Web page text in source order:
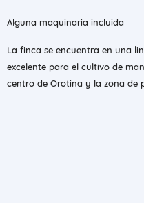
Alguna maquinaria incluida
La finca se encuentra en una
excelente para el cultivo de
centro de Orotina y la zona de